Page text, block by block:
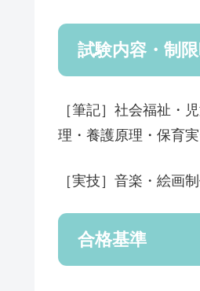
試験内容・制
［筆記］社会福祉・
理・養護原理・保育
［実技］音楽・絵画
合格基準